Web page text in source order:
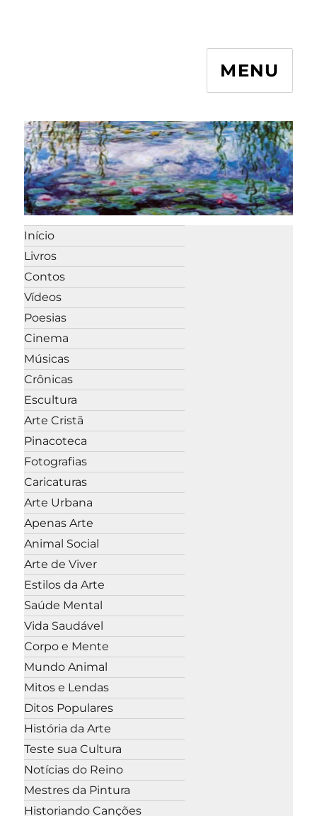
MENU
Início
Livros
Contos
Vídeos
Poesias
Cinema
Músicas
Crônicas
Escultura
Arte Cristã
Pinacoteca
Fotografias
Caricaturas
Arte Urbana
Apenas Arte
Animal Social
Arte de Viver
Estilos da Arte
Saúde Mental
Vida Saudável
Corpo e Mente
Mundo Animal
Mitos e Lendas
Ditos Populares
História da Arte
Teste sua Cultura
Notícias do Reino
Mestres da Pintura
Historiando Canções